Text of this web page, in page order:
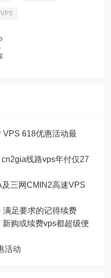
VPS 618优惠活动最
线路vps年付仅27
三网CMIN2高速VPS
满足要求的记得续费
购或续费vps都超级便
活动